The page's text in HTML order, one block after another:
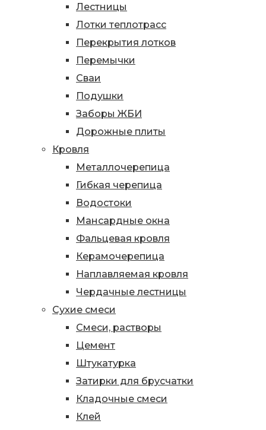
Лестницы
Лотки теплотрасс
Перекрытия лотков
Перемычки
Сваи
Подушки
Заборы ЖБИ
Дорожные плиты
Кровля
Металлочерепица
Гибкая черепица
Водостоки
Мансардные окна
Фальцевая кровля
Керамочерепица
Наплавляемая кровля
Чердачные лестницы
Сухие смеси
Смеси, растворы
Цемент
Штукатурка
Затирки для брусчатки
Кладочные смеси
Клей